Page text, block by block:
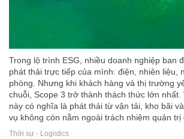
Trong lộ trình ESG, nhiều doanh nghiệp ban
phát thải trực tiếp của mình: điện, nhiên liệu,
phòng. Nhưng khi khách hàng và thị trường
chuỗi, Scope 3 trở thành thách thức lớn nhất.
này có nghĩa là phát thải từ vận tải, kho bãi
vụ không còn nằm ngoài trách nhiệm quản trị
Thời sự - Logistics